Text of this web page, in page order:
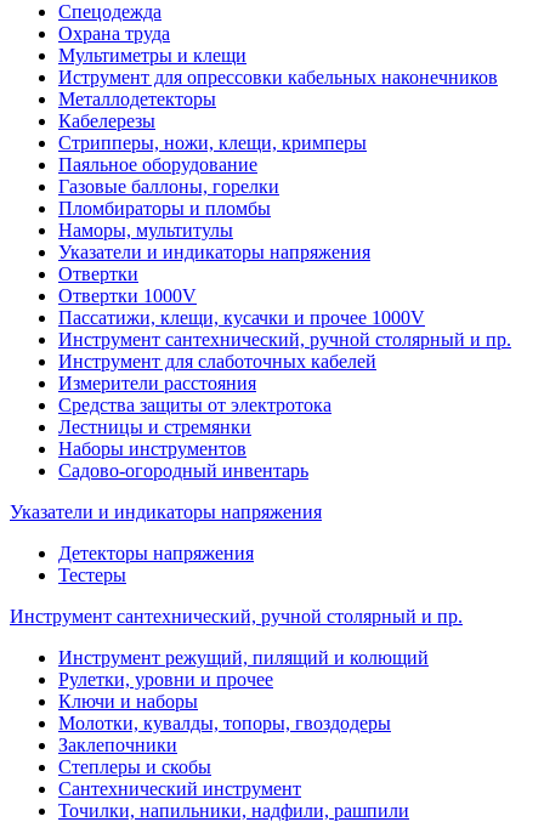
Спецодежда
Охрана труда
Мультиметры и клещи
Иструмент для опрессовки кабельных наконечников
Металлодетекторы
Кабелерезы
Стрипперы, ножи, клещи, кримперы
Паяльное оборудование
Газовые баллоны, горелки
Пломбираторы и пломбы
Наморы, мультитулы
Указатели и индикаторы напряжения
Отвертки
Отвертки 1000V
Пассатижи, клещи, кусачки и прочее 1000V
Инструмент сантехнический, ручной столярный и пр.
Инструмент для слаботочных кабелей
Измерители расстояния
Средства защиты от электротока
Лестницы и стремянки
Наборы инструментов
Садово-огородный инвентарь
Указатели и индикаторы напряжения
Детекторы напряжения
Тестеры
Инструмент сантехнический, ручной столярный и пр.
Инструмент режущий, пилящий и колющий
Рулетки, уровни и прочее
Ключи и наборы
Молотки, кувалды, топоры, гвоздодеры
Заклепочники
Степлеры и скобы
Сантехнический инструмент
Точилки, напильники, надфили, рашпили